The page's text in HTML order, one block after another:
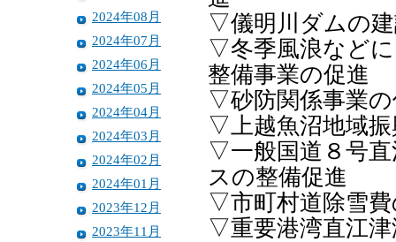
2024年08月
2024年07月
2024年06月
2024年05月
2024年04月
2024年03月
2024年02月
2024年01月
2023年12月
2023年11月
▽儀明川ダムの
▽冬季風浪など
整備事業の促進
▽砂防関係事業
▽上越魚沼地域
▽一般国道８号
スの整備促進
▽市町村道除雪
▽重要港湾直江